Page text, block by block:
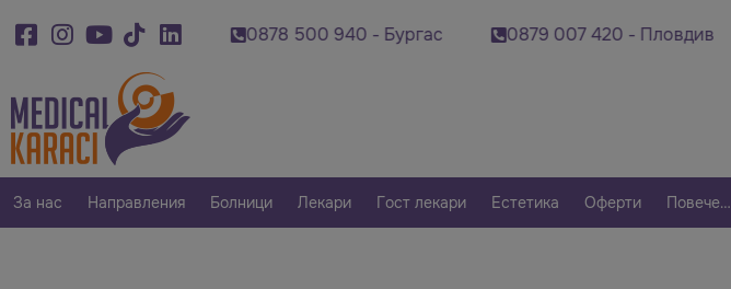
500 920 - Варна 0878 500 940 - Бургас 0879 007 420 - Пловдив
За нас Направления Болници Лекари Гост лекари Естетика Оферти Повече…